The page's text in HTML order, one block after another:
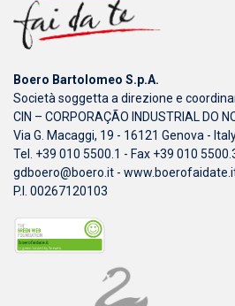
Boero Bartolomeo S.p.A.
Società soggetta a direzione e
CIN – CORPORAÇÃO INDUSTRIAL DO
Via G. Macaggi, 19 - 16121 Genova -
Tel. +39 010 5500.1 - Fax +39 010
gdboero@boero.it -
P.I. 00267120103